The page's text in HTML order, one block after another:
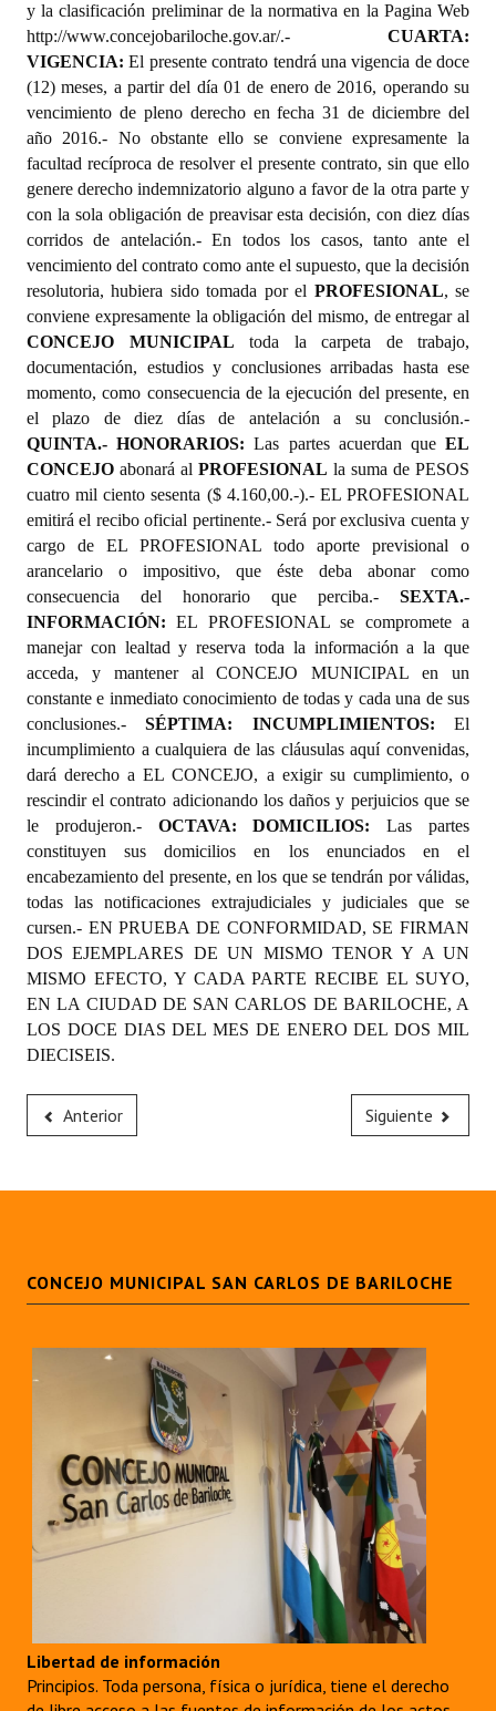
y la clasificación preliminar de la normativa en la Pagina Web
http://www.concejobariloche.gov.ar/.-
CUARTA:
VIGENCIA: El presente contrato tendrá una vigencia de doce
(12) meses, a partir del día 01 de enero de 2016, operando su
vencimiento de pleno derecho en fecha 31 de diciembre del
año 2016.- No obstante ello se conviene expresamente la
facultad recíproca de resolver el presente contrato, sin que ello
genere derecho indemnizatorio alguno a favor de la otra parte y
con la sola obligación de preavisar esta decisión, con diez días
corridos de antelación.- En todos los casos, tanto ante el
vencimiento del contrato como ante el supuesto, que la decisión
resolutoria, hubiera sido tomada por el PROFESIONAL, se
conviene expresamente la obligación del mismo, de entregar al
CONCEJO MUNICIPAL toda la carpeta de trabajo,
documentación, estudios y conclusiones arribadas hasta ese
momento, como consecuencia de la ejecución del presente, en
el plazo de diez días de antelación a su conclusión.-
QUINTA.- HONORARIOS: Las partes acuerdan queEL
CONCEJO abonará al PROFESIONAL la suma de PESOS
cuatro mil ciento sesenta ($ 4.160,00.-).- EL PROFESIONAL
emitirá el recibo oficial pertinente.- Será por exclusiva cuenta y
cargo de EL PROFESIONAL todo aporte previsional o
arancelario o impositivo, que éste deba abonar como
consecuencia del honorario que perciba.- SEXTA.-
INFORMACIÓN:EL PROFESIONAL se compromete a
manejar con lealtad y reserva toda la información a la que
acceda, y mantener al CONCEJO MUNICIPAL en un
constante e inmediato conocimiento de todas y cada una de sus
conclusiones.-SÉPTIMA: INCUMPLIMIENTOS: El
incumplimiento a cualquiera de las cláusulas aquí convenidas,
dará derecho a EL CONCEJO, a exigir su cumplimiento, o
rescindir el contrato adicionando los daños y perjuicios que se
le produjeron.- OCTAVA: DOMICILIOS: Las partes
constituyen sus domicilios en los enunciados en el
encabezamiento del presente, en los que se tendrán por válidas,
todas las notificaciones extrajudiciales y judiciales que se
cursen.- EN PRUEBA DE CONFORMIDAD, SE FIRMAN
DOS EJEMPLARES DE UN MISMO TENOR Y A UN
MISMO EFECTO, Y CADA PARTE RECIBE EL SUYO,
EN LA CIUDAD DE SAN CARLOS DE BARILOCHE, A
LOS DOCE DIAS DEL MES DE ENERO DEL DOS MIL
DIECISEIS.
Anterior Siguiente
CONCEJO MUNICIPAL SAN CARLOS DE BARILOCHE
Libertad de información
Principios. Toda persona, física o jurídica, tiene el derecho